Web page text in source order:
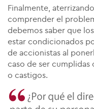
Finalmente,
comprender el
debemos saber que
estar condicionados
de accionistas al
caso de ser cumplidas
o castigos.